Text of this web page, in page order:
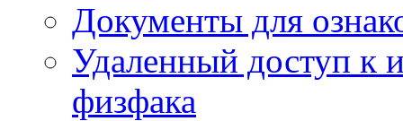
Документы для
Удаленный доступ к
физфака